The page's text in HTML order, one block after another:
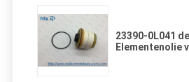
23390-0L041
Elementenolie